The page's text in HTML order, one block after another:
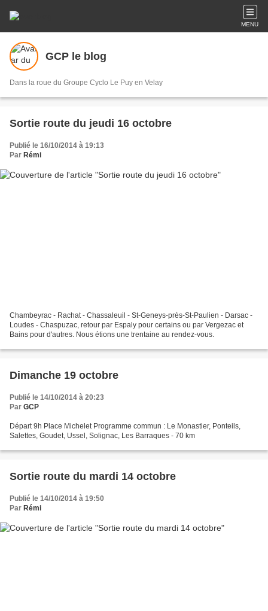
MENU
GCP le blog
Dans la roue du Groupe Cyclo Le Puy en Velay
Sortie route du jeudi 16 octobre
Publié le 16/10/2014 à 19:13
Par Rémi
Chambeyrac - Rachat - Chassaleuil - St-Geneys-près-St-Paulien - Darsac -
Loudes - Chaspuzac, retour par Espaly pour certains ou par Vergezac et
Bains pour d'autres. Nous étions une trentaine au rendez-vous.
Dimanche 19 octobre
Publié le 14/10/2014 à 20:23
Par GCP
Départ 9h Place Michelet Programme commun : Le Monastier, Ponteils,
Salettes, Goudet, Ussel, Solignac, Les Barraques - 70 km
Sortie route du mardi 14 octobre
Publié le 14/10/2014 à 19:50
Par Rémi